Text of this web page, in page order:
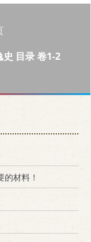
史 目录 卷1-2
的材料！